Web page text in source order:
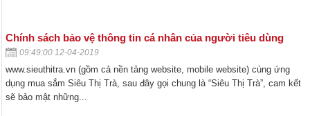
Chính sách bảo vệ thông tin cá nhân của người tiêu dùng
09:49:00 12-04-2019
www.sieuthitra.vn (gồm cả nền tảng website, mobile website) cùng ứng
dụng mua sắm Siêu Thị Trà, sau đây gọi chung là “Siêu Thị Trà”, cam kết
sẽ bảo mật những...